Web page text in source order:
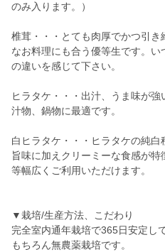
のみ入ります。）
椎茸・・・とても肉厚でかつ引
なお料理にも合う優等生です。
の違いを感じて下さい。
ヒラタケ・・・出汁、うま味が強
汁物、鍋物に最適です。
白ヒラタケ・・・ヒラタケの純
旨味に加えクリーミーな食感が
等幅広くご利用いただけます。
▼栽培/生産方法、こだわり
完全室内通年栽培で365日安定し
もちろん無農薬栽培です。